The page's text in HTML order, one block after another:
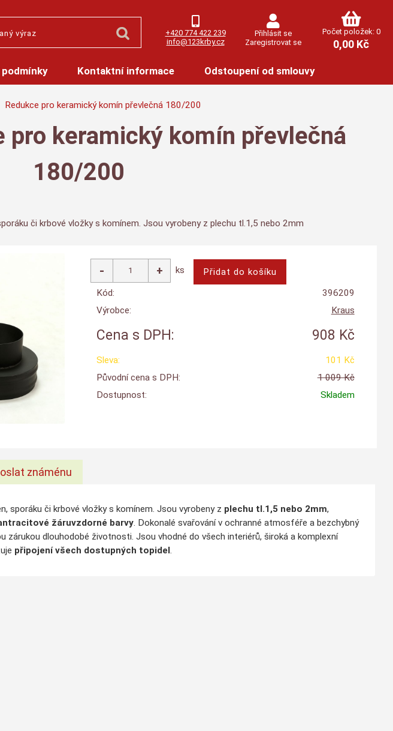
+420 774 422 239
info@123krby.cz
Přihlásit se
Zaregistrovat se
Počet položek: 0
0,00 Kč
Kontaktní informace Odstoupení od smlouvy
Redukce pro keramický komín převlečná 180/200
pro keramický komín převlečná
180/200
či krbové vložky s komínem. Jsou vyrobeny z plechu tl.1,5 nebo 2mm
ks
Kód:
396209
Výrobce:
Kraus
Cena s DPH: 908 Kč
Sleva:
101 Kč
Původní cena s DPH:
1 009 Kč
Dostupnost:
Skladem
známénu
sporáku či krbové vložky s komínem. Jsou vyrobeny z plechu tl.1,5 nebo 2mm,
žáruvzdorné barvy. Dokonalé svařování v ochranné atmosféře a bezchybný
zárukou dlouhodobé životnosti. Jsou vhodné do všech interiérů, široká a komplexní
připojení všech dostupných topidel.